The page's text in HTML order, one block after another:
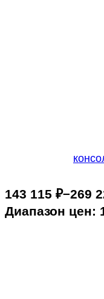
143 115 ₽–269
Диапазон цен: